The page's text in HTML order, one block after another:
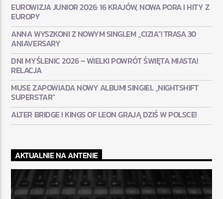
EUROWIZJA JUNIOR 2026: 16 KRAJÓW, NOWA PORA I HITY Z
EUROPY
ANNA WYSZKONI Z NOWYM SINGLEM „CIZIA”! TRASA 30
ANIAVERSARY
DNI MYŚLENIC 2026 – WIELKI POWRÓT ŚWIĘTA MIASTA!
RELACJA
MUSE ZAPOWIADA NOWY ALBUM! SINGIEL „NIGHTSHIFT
SUPERSTAR”
ALTER BRIDGE I KINGS OF LEON GRAJĄ DZIŚ W POLSCE!
AKTUALNIE NA ANTENIE